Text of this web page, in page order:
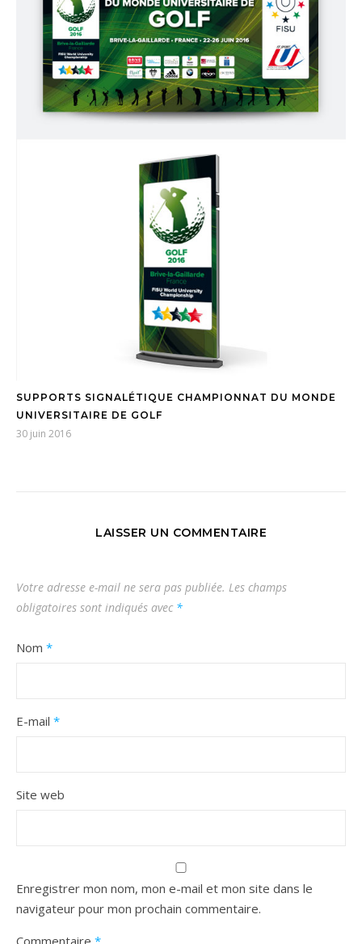
SUPPORTS SIGNALÉTIQUE CHAMPIONNAT DU MONDE
UNIVERSITAIRE DE GOLF
30 juin 2016
LAISSER UN COMMENTAIRE
Votre adresse e-mail ne sera pas publiée. Les champs
obligatoires sont indiqués avec *
Nom *
E-mail *
Site web
Enregistrer mon nom, mon e-mail et mon site dans le
navigateur pour mon prochain commentaire.